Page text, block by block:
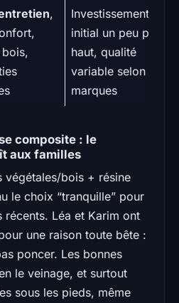
,
Investissement
initial un peu plus
haut, qualité
variable selon
marques
composite : le
aux familles
végétales/bois + résine
le choix “tranquille” pour
Léa et Karim ont
une raison toute bête :
poncer. Les bonnes
le veinage, et surtout
sous les pieds, même